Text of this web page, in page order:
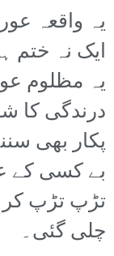
یہ واقعہ
ایک نہ
یہ مظلوم
درندگی کا
پکار بھی
بے کسی کے
تڑپ تڑپ
چلی گئی۔